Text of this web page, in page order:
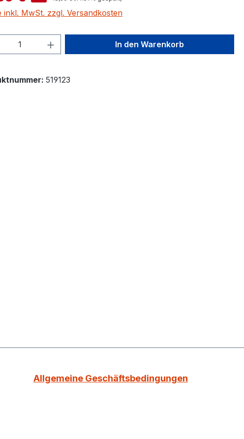
inkl. MwSt. zzgl. Versandkosten
Anzahl: Gib den gewünschten Wert
In den Warenkorb
519123
Allgemeine Geschäftsbedingungen